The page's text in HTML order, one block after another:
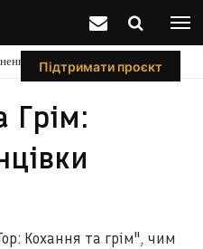
Підтримати проєкт
Кінцівки (докладно)
Грім:
Кохання та грім", чим